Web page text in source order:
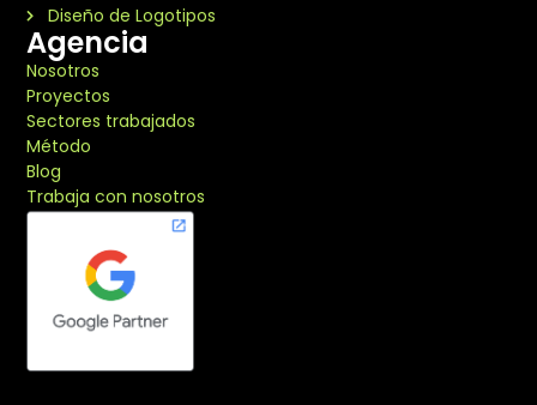
Diseño de Logotipos
Agencia
Nosotros
Proyectos
Sectores trabajados
Método
Blog
Trabaja con nosotros